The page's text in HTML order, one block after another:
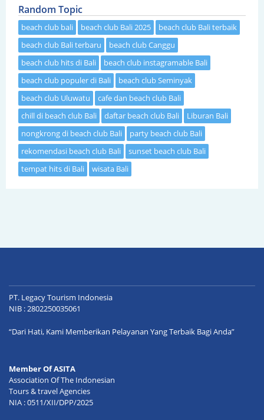
Random Topic
beach club bali beach club Bali 2025
beach club Bali terbaik
beach club Bali terbaru
beach club Canggu
beach club hits di Bali
beach club instagramable Bali
beach club populer di Bali
beach club Seminyak
beach club Uluwatu
cafe dan beach club Bali
chill di beach club Bali
daftar beach club Bali
Liburan Bali
nongkrong di beach club Bali
party beach club Bali
rekomendasi beach club Bali
sunset beach club Bali
tempat hits di Bali
wisata Bali
PT. Legacy Tourism Indonesia
NIB : 2802250035061
“Dari Hati, Kami Memberikan Pelayanan Yang Terbaik Bagi Anda”
Member Of ASITA
Association Of The Indonesian
Tours & travel Agencies
NIA : 0511/XII/DPP/2025